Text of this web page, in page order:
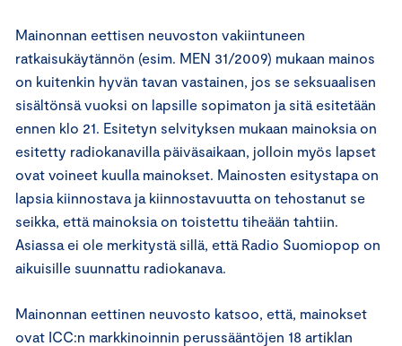
Mainonnan eettisen neuvoston vakiintuneen
ratkaisukäytännön (esim. MEN 31/2009) mukaan mainos
on kuitenkin hyvän tavan vastainen, jos se seksuaalisen
sisältönsä vuoksi on lapsille sopimaton ja sitä esitetään
ennen klo 21. Esitetyn selvityksen mukaan mainoksia on
esitetty radiokanavilla päiväsaikaan, jolloin myös lapset
ovat voineet kuulla mainokset. Mainosten esitystapa on
lapsia kiinnostava ja kiinnostavuutta on tehostanut se
seikka, että mainoksia on toistettu tiheään tahtiin.
Asiassa ei ole merkitystä sillä, että Radio Suomiopop on
aikuisille suunnattu radiokanava.
Mainonnan eettinen neuvosto katsoo, että, mainokset
ovat ICC:n markkinoinnin perussääntöjen 18 artiklan